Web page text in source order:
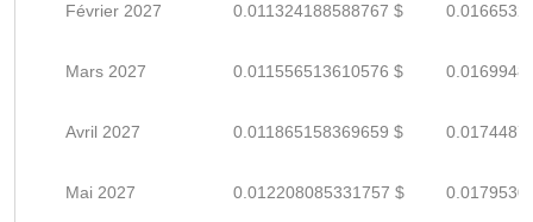
Février 2027 0.011324188588767 $
Mars 2027 0.011556513610576 $
Avril 2027 0.011865158369659 $
Mai 2027 0.012208085331757 $